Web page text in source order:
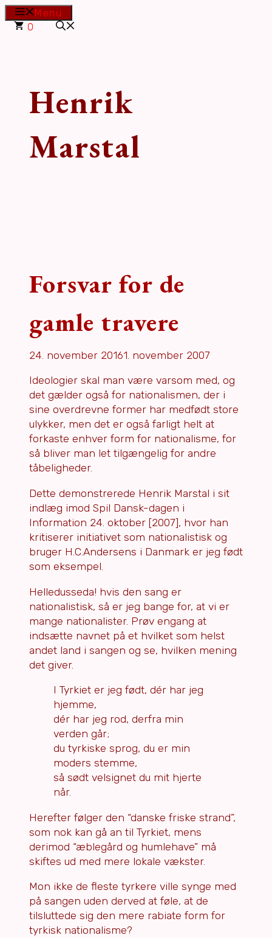
Hop
Menu
0
Henrik
Marstal
Forsvar for de
gamle travere
24. november 20161. november 2007
Ideologier skal man være varsom med, og
det gælder også for nationalismen, der i
sine overdrevne former har medfødt store
ulykker, men det er også farligt helt at
forkaste enhver form for nationalisme, for
så bliver man let tilgængelig for andre
tåbeligheder.
Dette demonstrerede Henrik Marstal i sit
indlæg imod Spil Dansk-dagen i
Information 24. oktober [2007], hvor han
kritiserer initiativet som nationalistisk og
bruger H.C.Andersens i Danmark er jeg født
som eksempel.
Helledusseda! hvis den sang er
nationalistisk, så er jeg bange for, at vi er
mange nationalister. Prøv engang at
indsætte navnet på et hvilket som helst
andet land i sangen og se, hvilken mening
det giver.
I Tyrkiet er jeg født, dér har jeg
hjemme,
dér har jeg rod, derfra min
verden går;
du tyrkiske sprog, du er min
moders stemme,
så sødt velsignet du mit hjerte
når.
Herefter følger den “danske friske strand”,
som nok kan gå an til Tyrkiet, mens
derimod “æblegård og humlehave” må
skiftes ud med mere lokale vækster.
Mon ikke de fleste tyrkere ville synge med
på sangen uden derved at føle, at de
tilsluttede sig den mere rabiate form for
tyrkisk nationalisme?